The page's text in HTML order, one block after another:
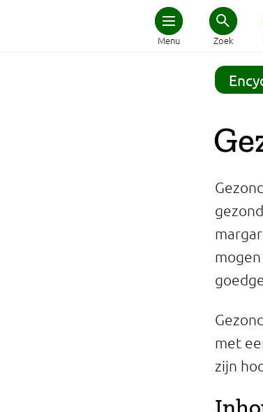
Menu Zoek
Home
Schijf van Vijf
Afvallen
Zwanger en
Duurzaam
Veilig eten
Professionals
Eetomgevingen
met
zijn